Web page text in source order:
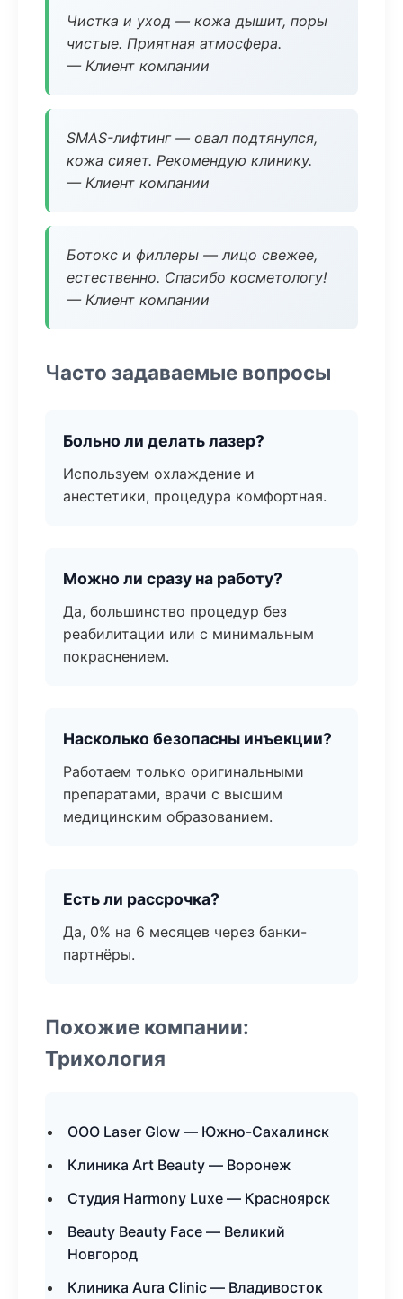
Чистка и уход — кожа дышит, поры
чистые. Приятная атмосфера.
— Клиент компании
SMAS-лифтинг — овал подтянулся,
кожа сияет. Рекомендую клинику.
— Клиент компании
Ботокс и филлеры — лицо свежее,
естественно. Спасибо косметологу!
— Клиент компании
Часто задаваемые вопросы
Больно ли делать лазер?
Используем охлаждение и
анестетики, процедура комфортная.
Можно ли сразу на работу?
Да, большинство процедур без
реабилитации или с минимальным
покраснением.
Насколько безопасны инъекции?
Работаем только оригинальными
препаратами, врачи с высшим
медицинским образованием.
Есть ли рассрочка?
Да, 0% на 6 месяцев через банки-
партнёры.
Похожие компании:
Трихология
ООО Laser Glow — Южно-Сахалинск
Клиника Art Beauty — Воронеж
Студия Harmony Luxe — Красноярск
Beauty Beauty Face — Великий
Новгород
Клиника Aura Clinic — Владивосток